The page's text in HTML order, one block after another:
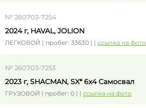
№ 260703-7254
2024 г, HAVAL, JOLION
ЛЕГКОВОЙ | пробег: 33630 | | ссылка на фото
№ 260703-7253
2023 г, SHACMAN, SX* 6x4 Самосвал
ГРУЗОВОЙ | пробег: 0 | | ссылка на фото